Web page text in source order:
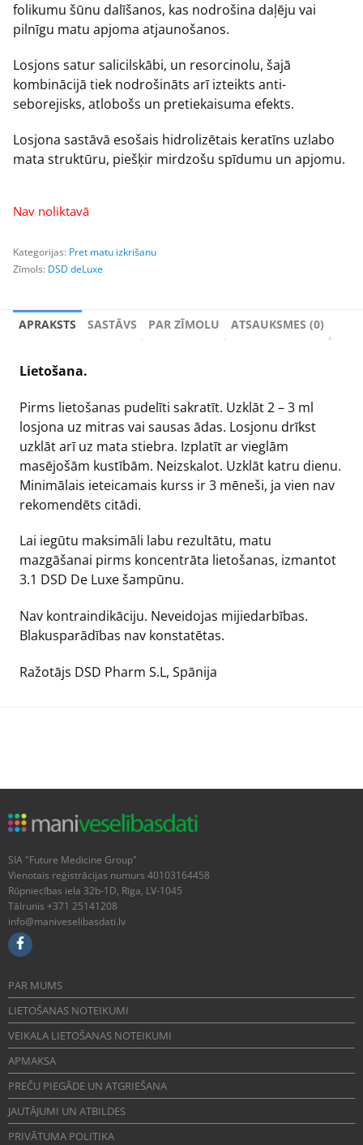
folikumu šūnu dalīšanos, kas nodrošina daļēju vai
pilnīgu matu apjoma atjaunošanos.
Losjons satur salicilskābi, un resorcinolu, šajā
kombinācijā tiek nodrošināts arī izteikts anti-
seborejisks, atlobošs un pretiekaisuma efekts.
Losjona sastāvā esošais hidrolizētais keratīns uzlabo
mata struktūru, piešķir mirdzošu spīdumu un apjomu.
Nav noliktavā
Kategorijas: Pret matu izkrišanu
Zīmols: DSD deLuxe
APRAKSTS SASTĀVS PAR ZĪMOLU ATSAUKSMES (0)
Lietošana.
Pirms lietošanas pudelīti sakratīt. Uzklāt 2 – 3 ml
losjona uz mitras vai sausas ādas. Losjonu drīkst
uzklāt arī uz mata stiebra. Izplatīt ar vieglām
masējošām kustībām. Neizskalot. Uzklāt katru dienu.
Minimālais ieteicamais kurss ir 3 mēneši, ja vien nav
rekomendēts citādi.
Lai iegūtu maksimāli labu rezultātu, matu
mazgāšanai pirms koncentrāta lietošanas, izmantot
3.1 DSD De Luxe šampūnu.
Nav kontraindikāciju. Neveidojas mijiedarbības.
Blakusparādības nav konstatētas.
Ražotājs DSD Pharm S.L, Spānija
SIA "Future Medicine Group"
Vienotais reģistrācijas numurs 40103164458
Rūpniecības iela 32b-1D, Rīga, LV-1045
Tālrunis +371 25141208
info@maniveselibasdati.lv
PAR MUMS
LIETOŠANAS NOTEIKUMI
VEIKALA LIETOŠANAS NOTEIKUMI
APMAKSA
PREČU PIEGĀDE UN ATGRIEŠANA
JAUTĀJUMI UN ATBILDES
PRIVĀTUMA POLITIKA